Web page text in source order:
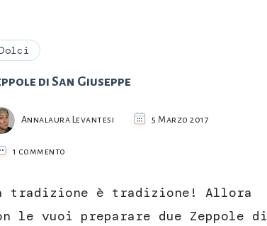
di San Giuseppe
Annalaura Levantesi 5 Marzo 2017
1 commento
San
Giuseppe
tradizione è tradizione! Allora
le vuoi preparare due Zeppole di